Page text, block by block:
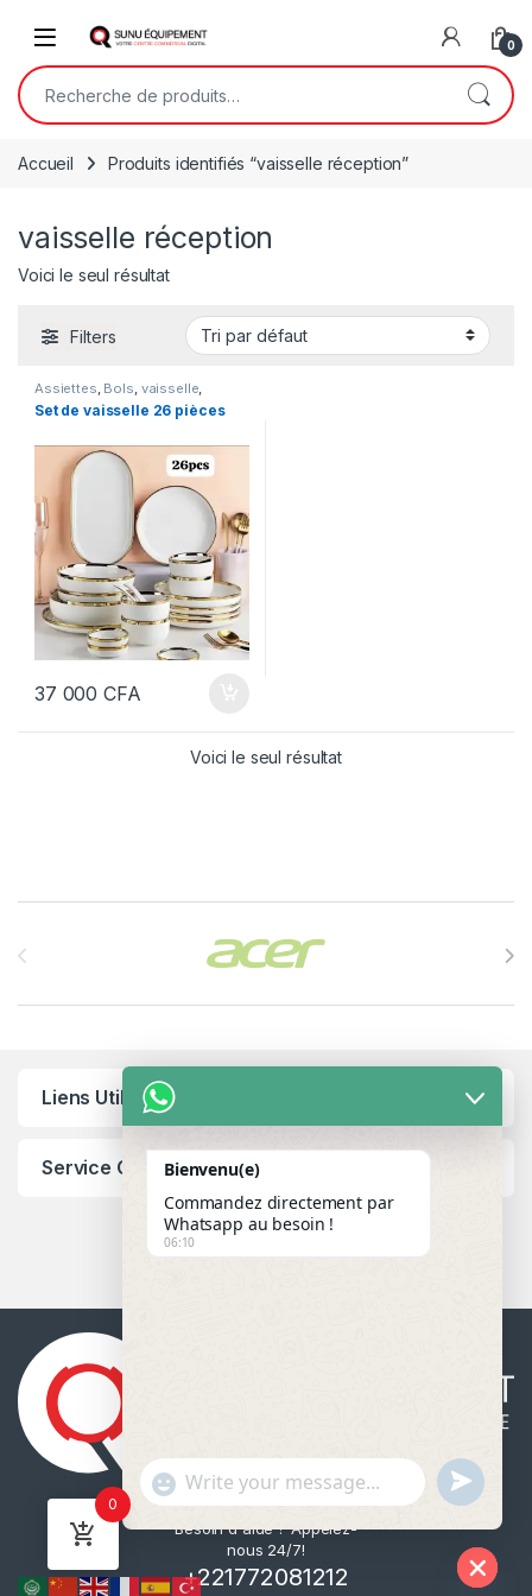
Open 0
Recherche pour :
Accueil Produits identifiés “vaisselle réception”
vaisselle réception
Voici le seul résultat
Filters
Assiettes, Bols, vaisselle,
Vaisselles
Set de vaisselle 26 pièces
37 000CFA
Voici le seul résultat
Liens Utiles
Service Client
Besoin d'aide ? Appelez-
nous 24/7!
+221772081212
0
Bienvenu(e)
Commandez directement par
Whatsapp au besoin !
06:10
"
+
c
a
WhatsApp Message
u
n
d